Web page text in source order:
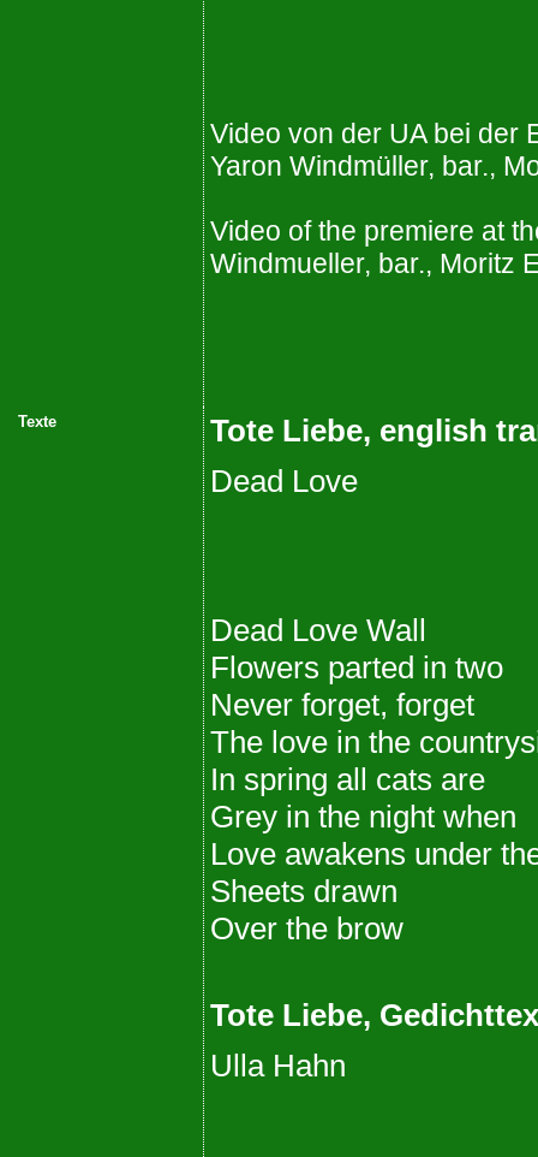
Video von der UA bei der
Yaron Windmüller, bar.,
Video of the premiere at
Windmueller, bar., Moritz
Texte
Tote Liebe, english
Dead Love
Dead Love Wall
Flowers parted in two
Never forget, forget
The love in the
In spring all cats are
Grey in the night when
Love awakens under
Sheets drawn
Over the brow
Tote Liebe,
Ulla Hahn